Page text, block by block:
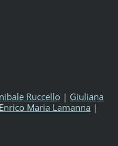
Ruccello | Giuliana
Enrico Maria Lamanna |